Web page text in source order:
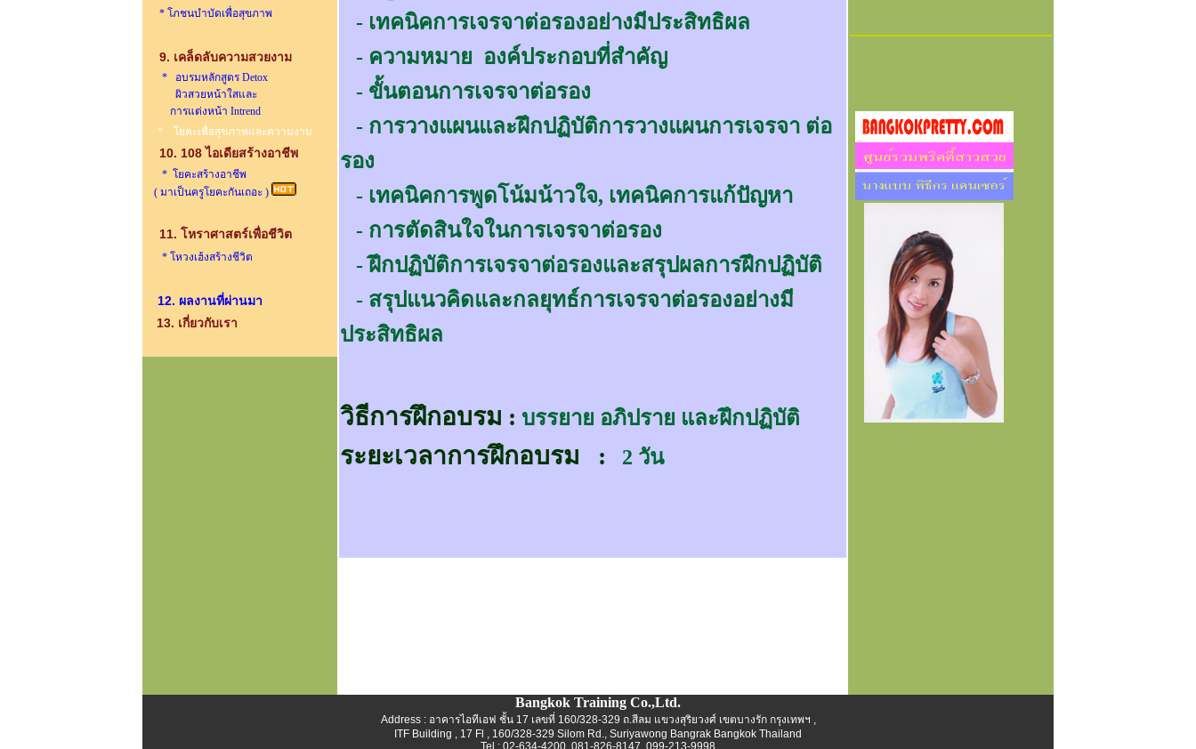
* โภชนบำบัดเพื่อสุขภาพ
9. เคล็ดลับความสวยงาม
* อบรมหลักสูตร Detox
ผิวสวยหน้าใสและ
การแต่งหน้า Intrend
* โยคะเพื่อสุขภาพและความงาม
10. 108 ไอเดียสร้างอาชีพ
* โยคะสร้างอาชีพ
( มาเป็นครูโยคะกันเถอะ )
11. โหราศาสตร์เพื่อชีวิต
* โหวงเฮ้งสร้างชีวิต
12. ผลงานที่ผ่านมา
13. เกี่ยวกับเรา
- เทคนิคการเจรจาต่อรองอย่างมีประสิทธิผล
- ความหมาย องค์ประกอบที่สำคัญ
- ขั้นตอนการเจรจาต่อรอง
- การวางแผนและฝึกปฏิบัติการวางแผนการเจรจา ต่อ
รอง
- เทคนิคการพูดโน้มน้าวใจ, เทคนิคการแก้ปัญหา
- การตัดสินใจในการเจรจาต่อรอง
- ฝึกปฏิบัติการเจรจาต่อรองและสรุปผลการฝึกปฏิบัติ
- สรุปแนวคิดและกลยุทธ์การเจรจาต่อรองอย่างมี
ประสิทธิผล
วิธีการฝึกอบรม : บรรยาย อภิปราย และฝึกปฏิบัต
ระยะเวลาการฝึกอบรม : 2 วัน
Bangkok Training Co.,Ltd.
Address : อาคารไอทีเอฟ ชั้น 17 เลขที่ 160/328-329 ถ.สีลม แขวงสุริยวงศ์ เขตบางรัก กรุงเทพฯ ,
ITF Building , 17 Fl , 160/328-329 Silom Rd., Suriyawong Bangrak Bangkok Thailand
Tel : 02-634-4200 ,081-826-8147 ,099-213-9998